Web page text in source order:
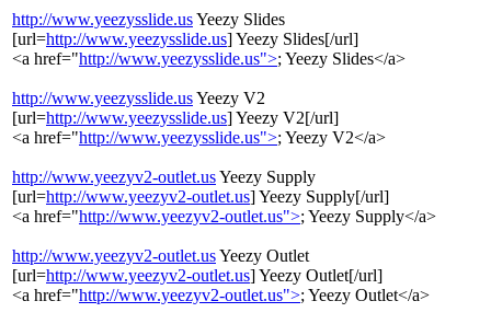
http://www.yeezysslide.usYeezy Slides
[url=http://www.yeezysslide.us] Yeezy Slides[/url]
<a href="http://www.yeezysslide.us">; Yeezy Slides</a>
http://www.yeezysslide.usYeezy V2
[url=http://www.yeezysslide.us] Yeezy V2[/url]
<a href="http://www.yeezysslide.us">; Yeezy V2</a>
http://www.yeezyv2-outlet.usYeezy Supply
[url=http://www.yeezyv2-outlet.us] Yeezy Supply[/url]
<a href="http://www.yeezyv2-outlet.us">; Yeezy Supply</a>
http://www.yeezyv2-outlet.usYeezy Outlet
[url=http://www.yeezyv2-outlet.us] Yeezy Outlet[/url]
<a href="http://www.yeezyv2-outlet.us">; Yeezy Outlet</a>